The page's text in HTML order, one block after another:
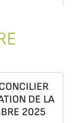
DE LA
2025